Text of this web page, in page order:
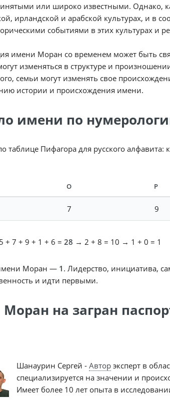
или широко известными. Однако,
ирландской и арабской культурах, и в
событиями в этих культурах и
имени Моран со временем может быть
изменяться в структуре и
семьи могут изменять свое
истории и происхождения имени.
имени по
таблице Пифагора для русского
О Р
7 9
+ 7 + 9 + 1 + 6 = 28 → 2 + 8 = 10 → 1 + 0 = 1
Моран — 1 . Лидерство, инициатива,
и идти первыми.
на загран
Шанаурин Сергей - Авторэксперт в
специализируется на значении и
Имеет более 10 лет опыта в